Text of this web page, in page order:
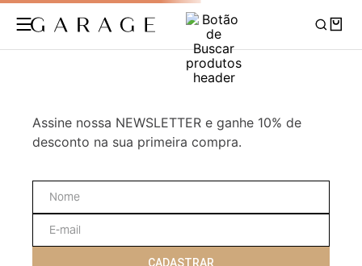
Assine nossa NEWSLETTER e ganhe 10% de
desconto na sua primeira compra.
CADASTRAR